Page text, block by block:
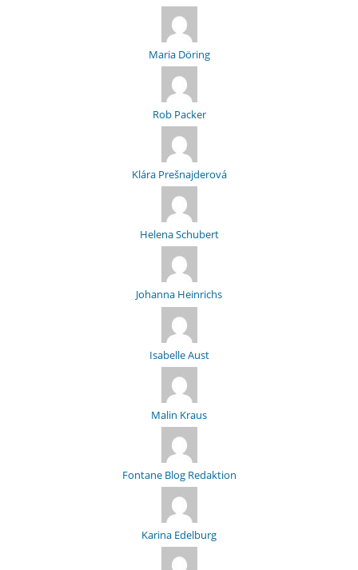
Maria Döring
Rob Packer
Klára Prešnajderová
Helena Schubert
Johanna Heinrichs
Isabelle Aust
Malin Kraus
Fontane Blog Redaktion
Karina Edelburg